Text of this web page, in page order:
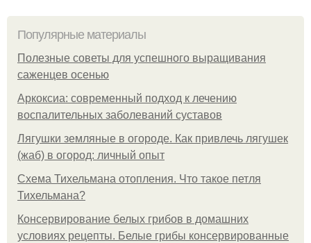
Популярные материалы
Полезные советы для успешного выращивания
саженцев осенью
Аркоксиа: современный подход к лечению
воспалительных заболеваний суставов
Лягушки земляные в огороде. Как привлечь лягушек
(жаб) в огород: личный опыт
Схема Тихельмана отопления. Что такое петля
Тихельмана?
Консервирование белых грибов в домашних
условиях рецепты. Белые грибы консервированные